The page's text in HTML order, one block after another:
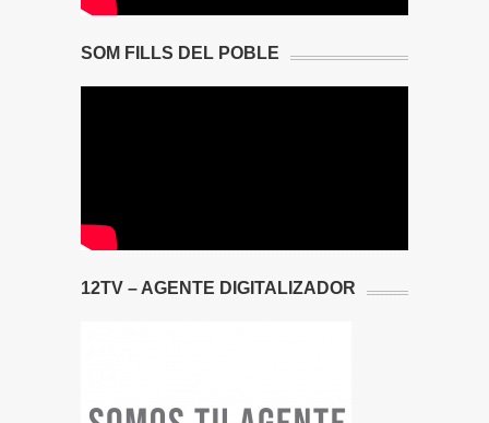
SOM FILLS DEL POBLE
12TV – AGENTE DIGITALIZADOR